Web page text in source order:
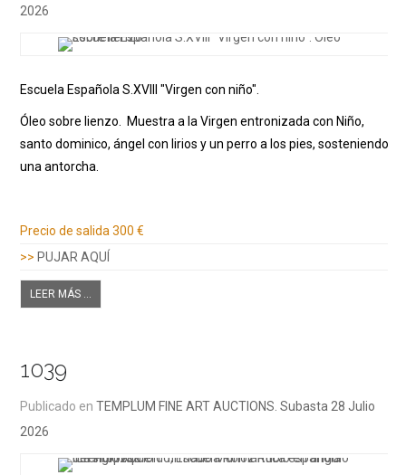
2026
Escuela Española S.XVIII "Virgen con niño".
Óleo sobre lienzo. Muestra a la Virgen entronizada con Niño,
santo dominico, ángel con lirios y un perro a los pies, sosteniendo
una antorcha.
Precio de salida 300 €
>> PUJAR AQUÍ
LEER MÁS ...
1039
Publicado en TEMPLUM FINE ART AUCTIONS. Subasta 28 Julio
2026